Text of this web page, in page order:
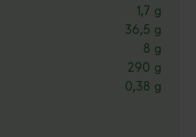
1,7 g
36,5 g
8 g
290 g
0,38 g